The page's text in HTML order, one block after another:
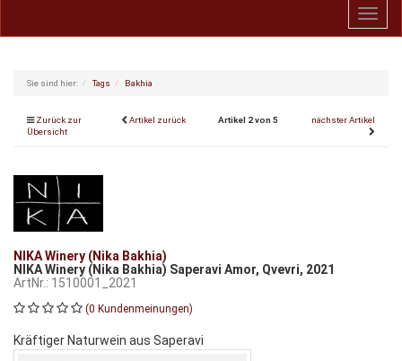
Sie sind hier: Tags Bakhia
Zurück zur
Übersicht
Artikel zurück Artikel 2 von 5 nächster Artikel
NIKA Winery (Nika Bakhia)
NIKA Winery (Nika Bakhia) Saperavi Amor, Qvevri, 2021
ArtNr.: 1510001_2021
(0 Kundenmeinungen)
Kräftiger Naturwein aus Saperavi